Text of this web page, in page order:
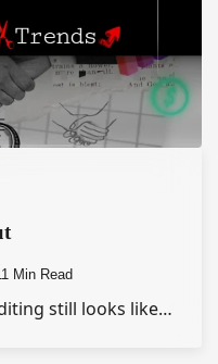
Min Read
still looks like…